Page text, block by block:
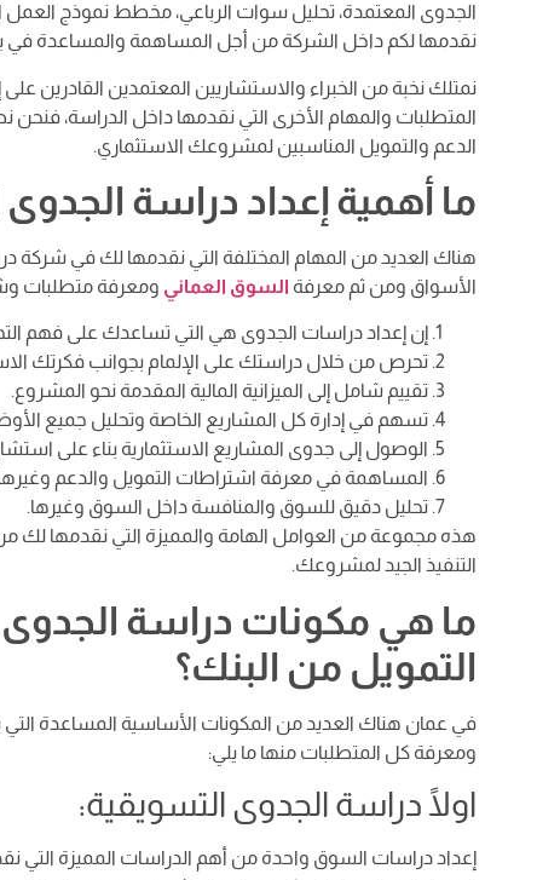
الجدوى المعتمدة، تحليل سوات الرباعي، مخطط نموذج العمل
نقدمها لكم داخل الشركة من أجل المساهمة والمساعدة في
نمتلك نخبة من الخبراء والاستشاريين المعتمدين القادرين
المتطلبات والمهام الأخرى التي نقدمها داخل الدراسة،
الدعم والتمويل المناسبين لمشروعك الاستثماري.
ما أهمية إعداد دراسة الجدوى
هناك العديد من المهام المختلفة التي نقدمها لك في
الأسواق ومن ثم معرفة السوق العماني ومعرفة متطلبات
إن إعداد دراسات الجدوى هي التي تساعدك على فهم
تحرص من خلال دراستك على الإلمام بجوانب فكرتك
تقييم شامل إلى الميزانية المالية المقدمة نحو المشروع.
تسهم في إدارة كل المشاريع الخاصة وتحليل جميع
الوصول إلى جدوى المشاريع الاستثمارية بناء على
المساهمة في معرفة اشتراطات التمويل والدعم
تحليل دقيق للسوق والمنافسة داخل السوق وغيرها.
هذه مجموعة من العوامل الهامة والمميزة التي نقدمها
التنفيذ الجيد لمشروعك.
ما هي مكونات دراسة
التمويل من البنك؟
في عمان هناك العديد من المكونات الأساسية المساعدة
ومعرفة كل المتطلبات منها ما يلي:
اولًا دراسة الجدوى التسويقية:
إعداد دراسات السوق واحدة من أهم الدراسات المميزة